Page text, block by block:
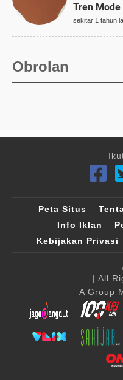
Tren
sekitar 1 tahun
Obrolan
Peta Situs
Info Iklan
Kebijakan Privasi
| All
A Group